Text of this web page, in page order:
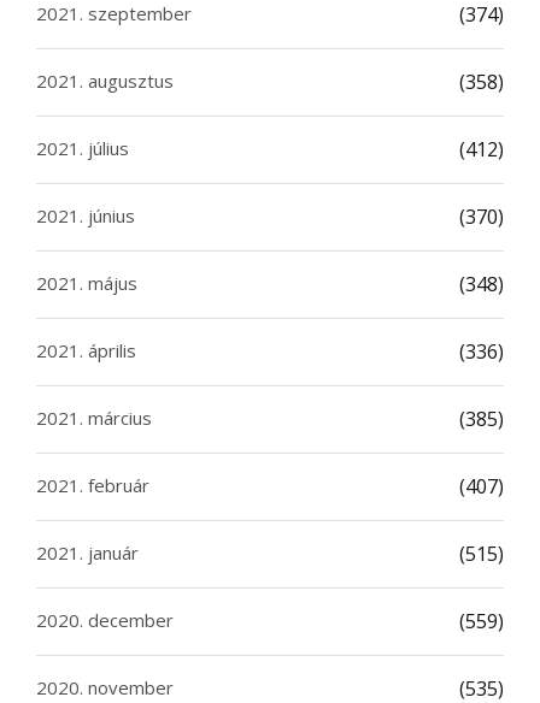
2021. szeptember (374)
2021. augusztus (358)
2021. július (412)
2021. június (370)
2021. május (348)
2021. április (336)
2021. március (385)
2021. február (407)
2021. január (515)
2020. december (559)
2020. november (535)